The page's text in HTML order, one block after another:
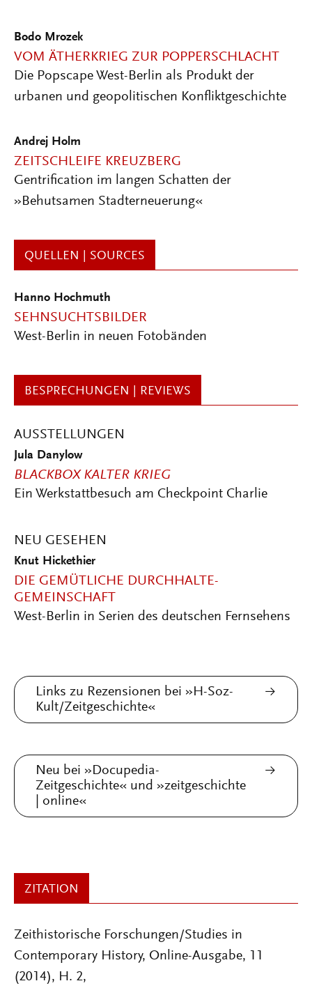
Bodo Mrozek
VOM ÄTHERKRIEG ZUR POPPERSCHLACHT
Die Popscape West-Berlin als Produkt der
urbanen und geopolitischen Konfliktgeschichte
Andrej Holm
ZEITSCHLEIFE KREUZBERG
Gentrification im langen Schatten der
»Behutsamen Stadterneuerung«
QUELLEN | SOURCES
Hanno Hochmuth
SEHNSUCHTSBILDER
West-Berlin in neuen Fotobänden
BESPRECHUNGEN | REVIEWS
AUSSTELLUNGEN
Jula Danylow
BLACKBOX KALTER KRIEG
Ein Werkstattbesuch am Checkpoint Charlie
NEU GESEHEN
Knut Hickethier
DIE GEMÜTLICHE DURCHHALTE-
GEMEINSCHAFT
West-Berlin in Serien des deutschen Fernsehens
Links zu Rezensionen bei »H-Soz-
Kult/Zeitgeschichte«
Neu bei »Docupedia-
Zeitgeschichte« und »zeitgeschichte
| online«
ZITATION
Zeithistorische Forschungen/Studies in
Contemporary History, Online-Ausgabe, 11
(2014), H. 2,